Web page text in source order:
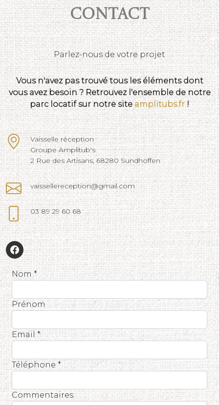
Contact
Parlez-nous de votre projet
Vous n'avez pas trouvé tous les éléments dont
vous avez besoin ? Retrouvez l'ensemble de notre
parc locatif sur notre site amplitubs.fr !
Vaisselle réception
Groupe Amplitub's
2 Rue des Artisans, 68280 Sundhoffen
vaissellereception@gmail.com
03 89 29 60 68
Nom *
Prénom
Email *
Téléphone *
Commentaires